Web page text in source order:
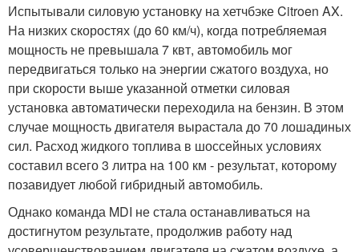
Испытывали силовую установку на хетчбэке Citroen AX.
На низких скоростях (до 60 км/ч), когда потребляемая
мощность не превышала 7 квт, автомобиль мог
передвигаться только на энергии сжатого воздуха, но
при скорости выше указанной отметки силовая
установка автоматически переходила на бензин. В этом
случае мощность двигателя вырастала до 70 лошадиных
сил. Расход жидкого топлива в шоссейных условиях
составил всего 3 литра на 100 км - результат, которому
позавидует любой гибридный автомобиль.
Однако команда MDI не стала останавливаться на
достигнутом результате, продолжив работу над